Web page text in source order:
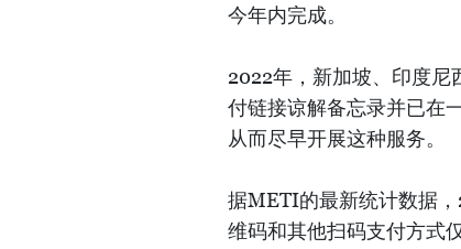
今年内完成。
2022年，新加坡、印度尼
付链接谅解备忘录并已在
从而尽早开展这种服务。
据METI的最新统计数据
维码和其他扫码支付方式